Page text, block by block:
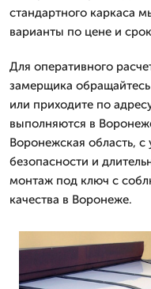
стандартного каркаса
варианты по цене и
Для оперативного
замерщика
или приходите по
выполняются в
Воронежская область, с
безопасности и
монтаж под ключ с
качества в Воронеже.